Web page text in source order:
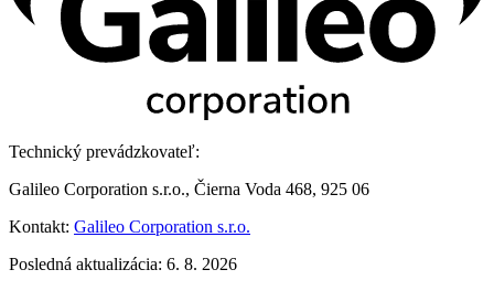
Technický prevádzkovateľ:
Galileo Corporation s.r.o., Čierna Voda 468, 925 06
Kontakt: Galileo Corporation s.r.o.
Posledná aktualizácia: 6. 8. 2026